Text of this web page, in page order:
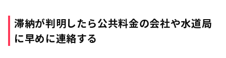
滞納が判明したら公共料金の会社や水道局
に早めに連絡する